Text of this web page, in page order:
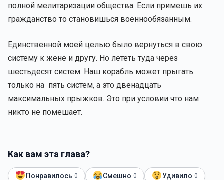
полной мелитаризации общества. Если примешь их
гражданство то становишься военнообязанным.
Единственной моей целью было вернуться в свою
систему к жене и другу. Но лететь туда через
шестьдесят систем. Наш корабль может прыгать
только на пять систем, а это двенадцать
максимальных прыжков. Это при условии что нам
никто не помешает.
Как вам эта глава?
Понравилось 0 Смешно 0 Удивило 0